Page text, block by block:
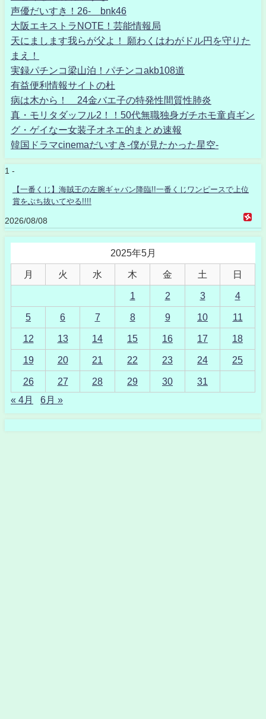
声優だいすき！26- bnk46
大阪エキストラNOTE！芸能情報局
天にまします我らが父よ！ 願わくはわがドル円を守りた
まえ！
実録パチンコ梁山泊！パチンコakb108道
有益便利情報サイトの杜
病は木から！ 24金バエ子の特発性間質性肺炎
真・モリタダッフル2！！50代無職独身ガチホモ童貞ギン
グ・ゲイなー女装子オネエ的まとめ速報
韓国ドラマcinemaだいすき-僕が見たかった星空-
1 -
【一番くじ】海賊王の左腕ギャバン降臨!!一番くじワンピースで上位
賞をぶち抜いてやる!!!!
2026/08/08
2025年5月
月 火 水 木 金 土 日
1 2 3 4
5 6 7 8 9 10 11
12 13 14 15 16 17 18
19 20 21 22 23 24 25
26 27 28 29 30
31
« 4月
6月 »